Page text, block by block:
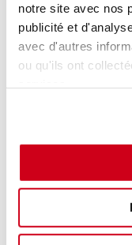
notre site avec nos
publicité et
avec d'autres
ou qu'ils ont
En stock
AJOUTER AU